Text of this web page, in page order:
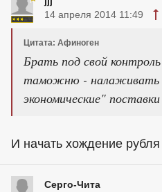
14 апреля 2014 11:49
Цитата: Афиноген
Брать под свой
таможню - налаживать
экономические"
И начать хождение рубля
Серго-Чита